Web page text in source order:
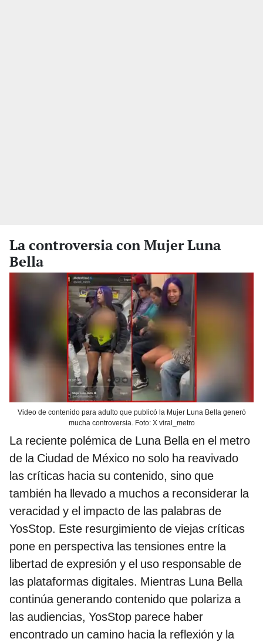
La controversia con Mujer Luna
Bella
Video de contenido para adulto que publicó la Mujer Luna Bella generó
mucha controversia. Foto: X viral_metro
La reciente polémica de Luna Bella en el metro
de la Ciudad de México no solo ha reavivado
las críticas hacia su contenido, sino que
también ha llevado a muchos a reconsiderar la
veracidad y el impacto de las palabras de
YosStop. Este resurgimiento de viejas críticas
pone en perspectiva las tensiones entre la
libertad de expresión y el uso responsable de
las plataformas digitales. Mientras Luna Bella
continúa generando contenido que polariza a
las audiencias, YosStop parece haber
encontrado un camino hacia la reflexión y la